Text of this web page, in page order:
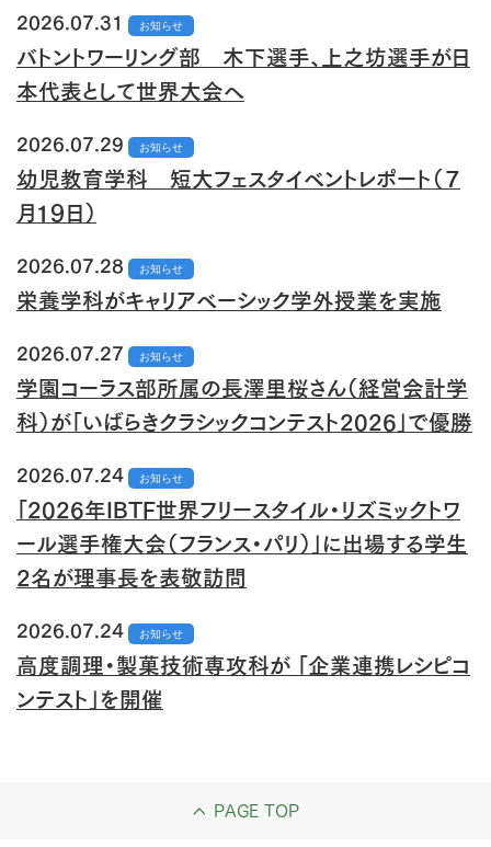
2026.07.31 お知らせ
バトントワーリング部 木下選手、上之坊選手が日
本代表として世界大会へ
2026.07.29 お知らせ
幼児教育学科 短大フェスタイベントレポート（７
月１９日）
2026.07.28 お知らせ
栄養学科がキャリアベーシック学外授業を実施
2026.07.27 お知らせ
学園コーラス部所属の長澤里桜さん（経営会計学
科）が「いばらきクラシックコンテスト2026」で優勝
2026.07.24 お知らせ
「2026年IBTF世界フリースタイル・リズミックトワ
ール選手権大会（フランス・パリ）」に出場する学生
2名が理事長を表敬訪問
2026.07.24 お知らせ
高度調理・製菓技術専攻科が 「企業連携レシピコ
ンテスト」を開催
PAGE TOP